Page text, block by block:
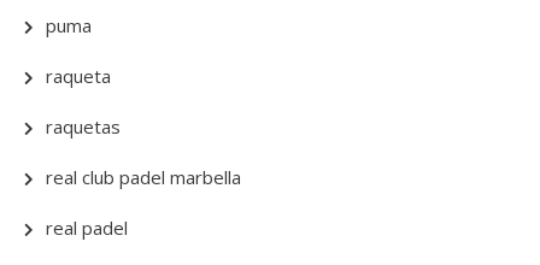
puma
raqueta
raquetas
real club padel marbella
real padel